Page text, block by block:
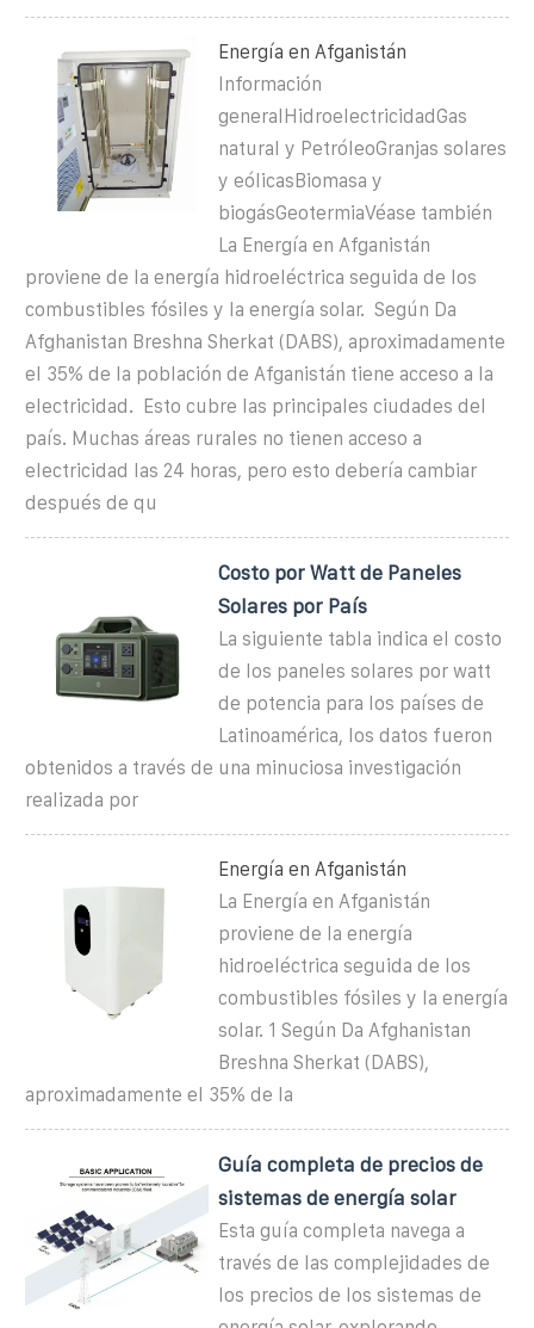
Energía en Afganistán
Información
generalHidroelectricidadGas
natural y PetróleoGranjas solares
y eólicasBiomasa y
biogásGeotermiaVéase también
La Energía en Afganistán
proviene de la energía hidroeléctrica seguida de los
combustibles fósiles y la energía solar. ​ Según Da
Afghanistan Breshna Sherkat (DABS), aproximadamente
el 35% de la población de Afganistán tiene acceso a la
electricidad. ​ Esto cubre las principales ciudades del
país. Muchas áreas rurales no tienen acceso a
electricidad las 24 horas, pero esto debería cambiar
después de qu
Costo por Watt de Paneles
Solares por País
La siguiente tabla indica el costo
de los paneles solares por watt
de potencia para los países de
Latinoamérica, los datos fueron
obtenidos a través de una minuciosa investigación
realizada por
Energía en Afganistán
La Energía en Afganistán
proviene de la energía
hidroeléctrica seguida de los
combustibles fósiles y la energía
solar. 1 Según Da Afghanistan
Breshna Sherkat (DABS),
aproximadamente el 35% de la
Guía completa de precios de
sistemas de energía solar
Esta guía completa navega a
través de las complejidades de
los precios de los sistemas de